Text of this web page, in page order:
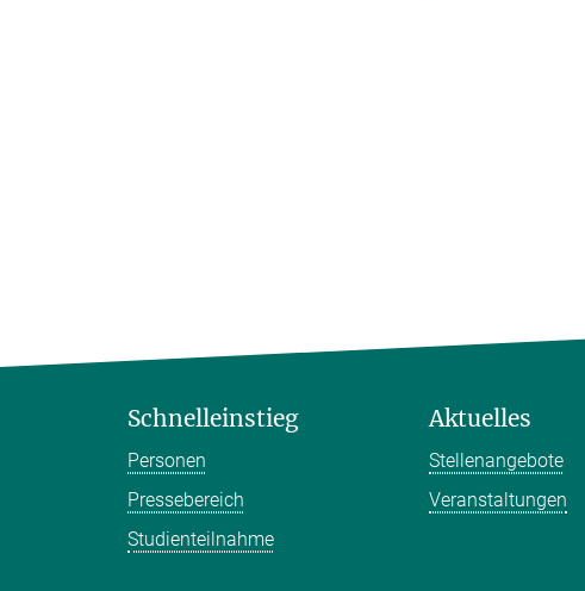
Schnelleinstieg
Personen
Pressebereich
Studienteilnahme
Aktuelles
Stellenangebote
Veranstaltungen